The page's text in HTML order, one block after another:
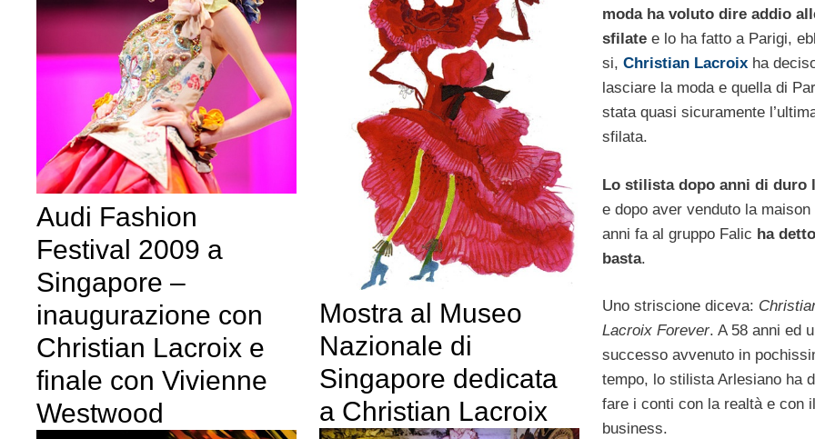
moda ha voluto dire addio
sfilatee lo ha fatto a Parigi,
si, Christian Lacroixha
lasciare la moda e quella di
stata quasi sicuramente
sfilata.
Lo stilista dopo anni di duro
e dopo aver venduto la maison
anni fa al gruppo Falic ha detto
basta.
Uno striscione diceva:
Lacroix Forever. A 58 anni ed
successo avvenuto in
tempo, lo stilista Arlesiano ha
fare i conti con la realtà e con il
business.
Audi Fashion
Festival 2009 a
Singapore –
inaugurazione con
Christian Lacroix e
finale con Vivienne
Westwood
Mostra al Museo
Nazionale di
Singapore dedicata
a Christian Lacroix